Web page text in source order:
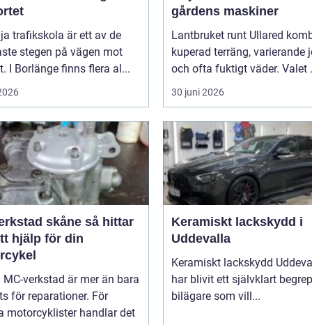
trafikskola är ett av de
stegen på vägen mot
I Borlänge finns flera al...
gårdens maskiner
Lantbruket runt Ullared
kuperad terräng, varierande
och ofta fuktigt väder. Valet
30 juni 2026
skåne så hittar
hjälp för din
MC-verkstad är mer än bara
för reparationer. För
motorcyklister handlar det
Keramiskt lackskydd i
Uddevalla
Keramiskt lackskydd
har blivit ett självklart
bilägare som vill...